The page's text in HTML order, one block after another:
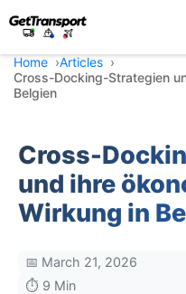
Home
Articles
Cross-Docking-Strategien
Belgien
Cross-
und ihre
Wirkung in
📅 March 21, 2026
⏱️ 9 Min